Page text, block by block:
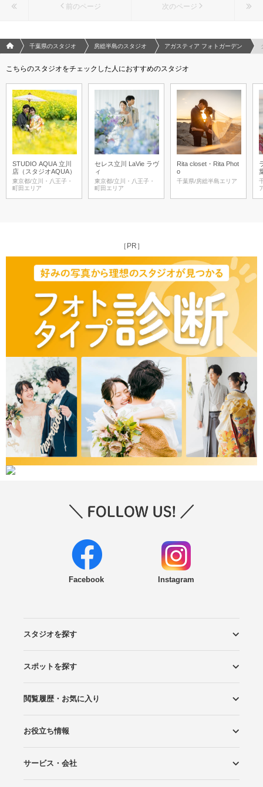
前のページ 次のページ
フォトウエディング/結婚写真のPhotorait ホーム
千葉県のスタジオ 房総半島のスタジオ アガスティア フォトガーデン
こちらのスタジオをチェックした人におすすめのスタジオ
STUDIO AQUA 立川
店（スタジオAQUA）
東京都/立川・八王子・
町田エリア
セレス立川 LaVie ラヴ
ィ
東京都/立川・八王子・
町田エリア
Rita closet・Rita Phot
o
千葉県/房総半島エリア
［PR］
Facebook Instagram
スタジオを探す
エリアから探す
こだわりから探す
NEW PHOTO STYLE
プランから探す
フォトタイプ診断
フォトグラファーから探す
国内リゾートから探す
スポットを探す
ロケーションから探す
スタジオから探す
閲覧履歴・お気に入り
閲覧スタジオ
お気に入り
お役立ち情報
Wedding Photo マガジン
はじめてガイド
サービス・会社